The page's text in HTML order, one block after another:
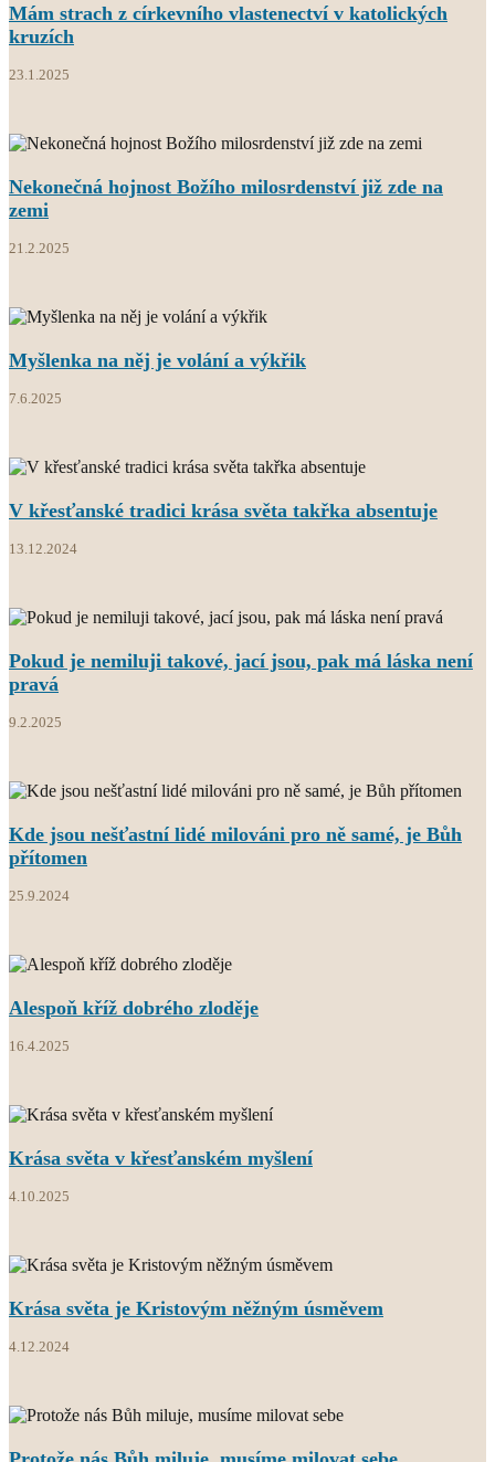
Mám strach z církevního vlastenectví v katolických
kruzích
23.1.2025
Nekonečná hojnost Božího milosrdenství již zde na
zemi
21.2.2025
Myšlenka na něj je volání a výkřik
7.6.2025
V křesťanské tradici krása světa takřka absentuje
13.12.2024
Pokud je nemiluji takové, jací jsou, pak má láska není
pravá
9.2.2025
Kde jsou nešťastní lidé milováni pro ně samé, je Bůh
přítomen
25.9.2024
Alespoň kříž dobrého zloděje
16.4.2025
Krása světa v křesťanském myšlení
4.10.2025
Krása světa je Kristovým něžným úsměvem
4.12.2024